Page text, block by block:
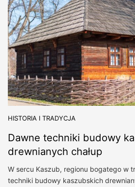
HISTORIA I TRADYCJA
Dawne techniki budowy
drewnianych chałup
W sercu Kaszub, regionu bogatego w
techniki budowy kaszubskich